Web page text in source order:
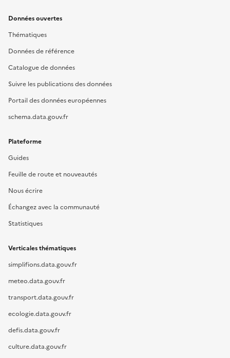
Données ouvertes
Thématiques
Données de référence
Catalogue de données
Suivre les publications des données
Portail des données européennes
schema.data.gouv.fr
Plateforme
Guides
Feuille de route et nouveautés
Nous écrire
Échangez avec la communauté
Statistiques
Verticales thématiques
simplifions.data.gouv.fr
meteo.data.gouv.fr
transport.data.gouv.fr
ecologie.data.gouv.fr
defis.data.gouv.fr
culture.data.gouv.fr